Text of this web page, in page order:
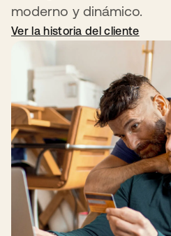
moderno y dinámico.
Ver la historia del cliente